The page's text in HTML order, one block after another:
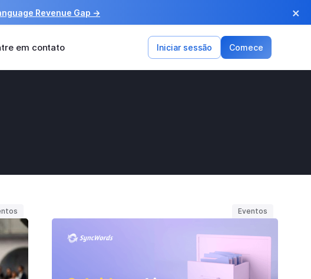
Revenue Gap → ×
em contato Iniciar sessão Comece
Eventos